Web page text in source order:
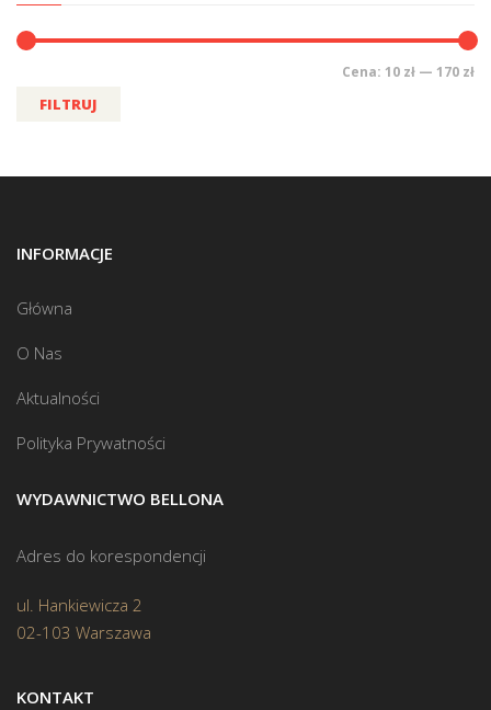
FILTRUJ
Cena: 10 zł — 170 zł
INFORMACJE
Główna
O Nas
Aktualności
Polityka Prywatności
WYDAWNICTWO BELLONA
Adres do korespondencji
ul. Hankiewicza 2
02-103 Warszawa
KONTAKT